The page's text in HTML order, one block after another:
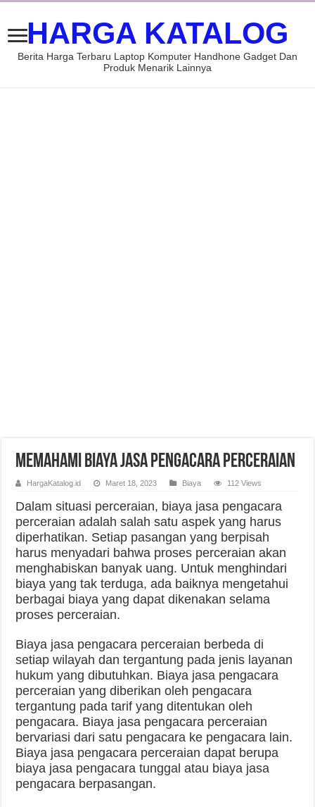
HARGA KATALOG
Berita Harga Terbaru Laptop Komputer Handhone Gadget Dan
Produk Menarik Lainnya
Memahami Biaya Jasa Pengacara Perceraian
HargaKatalog.id Maret 18, 2023 Biaya 112 Views
Dalam situasi perceraian, biaya jasa pengacara
perceraian adalah salah satu aspek yang harus
diperhatikan. Setiap pasangan yang berpisah
harus menyadari bahwa proses perceraian akan
menghabiskan banyak uang. Untuk menghindari
biaya yang tak terduga, ada baiknya mengetahui
berbagai biaya yang dapat dikenakan selama
proses perceraian.
Biaya jasa pengacara perceraian berbeda di
setiap wilayah dan tergantung pada jenis layanan
hukum yang dibutuhkan. Biaya jasa pengacara
perceraian yang diberikan oleh pengacara
tergantung pada tarif yang ditentukan oleh
pengacara. Biaya jasa pengacara perceraian
bervariasi dari satu pengacara ke pengacara lain.
Biaya jasa pengacara perceraian dapat berupa
biaya jasa pengacara tunggal atau biaya jasa
pengacara berpasangan.